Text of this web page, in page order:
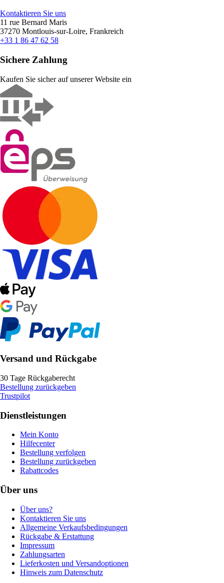
Kontaktieren Sie uns
11 rue Bernard Maris
37270 Montlouis-sur-Loire, Frankreich
+33 1 86 47 62 58
Sichere Zahlung
Kaufen Sie sicher auf unserer Website ein
Versand und Rückgabe
30 Tage Rückgaberecht
Bestellung zurückgeben
Trustpilot
Dienstleistungen
Mein Konto
Hilfecenter
Bestellung verfolgen
Bestellung zurückgeben
Rabattcodes
Über uns
Über uns?
Kontaktieren Sie uns
Allgemeine Verkaufsbedingungen
Rückgabe & Erstattung
Impressum
Zahlungsarten
Lieferkosten und Versandoptionen
Hinweis zum Datenschutz